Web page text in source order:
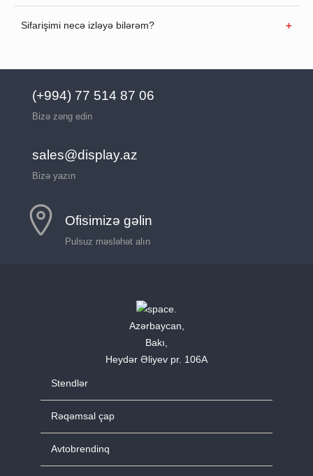
Sifarişimi necə izləyə bilərəm?
(+994) 77 514 87 06
Bizə zəng edin
sales@display.az
Bizə yazın
Ofisimizə gəlin
Pulsuz məsləhət alın
Azərbaycan,
Bakı,
Heydər Əliyev pr. 106A
Stendlər
Rəqəmsal çap
Avtobrendinq